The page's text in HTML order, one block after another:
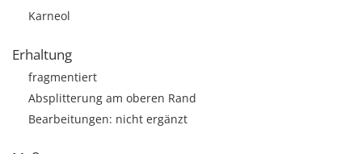
Karneol
Erhaltung
fragmentiert
Absplitterung am oberen Rand
Bearbeitungen: nicht ergänzt